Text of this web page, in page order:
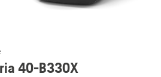
40-B330X